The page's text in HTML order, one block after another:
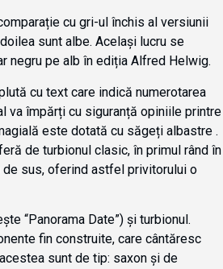
cu gri-ul închis al versiunii
sunt albe. Același lucru se
negru pe alb în ediția Alfred Helwig.
cu text care indică numerotarea
va împărți cu siguranță opiniile printre
este dotată cu săgeți albastre .
de turbionul clasic, în primul rând în
de sus, oferind astfel privitorului o
“Panorama Date”) și turbionul.
fin construite, care cântăresc
sunt de tip: saxon și de